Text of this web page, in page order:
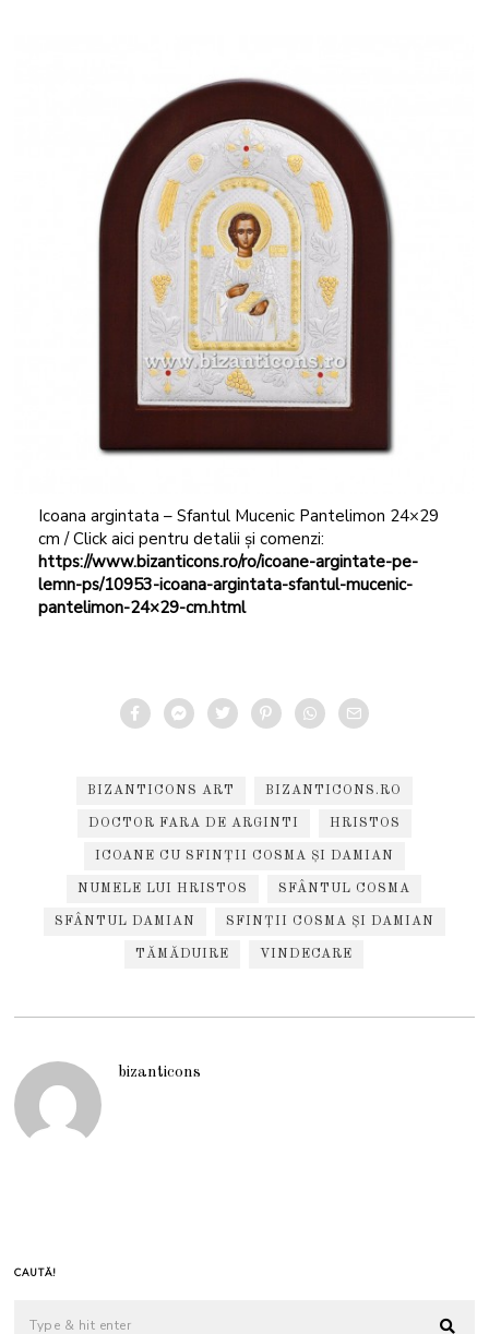
Icoana argintata – Sfantul Mucenic Pantelimon 24×29
cm / Click aici pentru detalii și comenzi:
https://www.bizanticons.ro/ro/icoane-argintate-pe-
lemn-ps/10953-icoana-argintata-sfantul-mucenic-
pantelimon-24×29-cm.html
BIZANTICONS ART BIZANTICONS.RO
DOCTOR FARA DE ARGINTI HRISTOS
ICOANE CU SFINȚII COSMA ȘI DAMIAN
NUMELE LUI HRISTOS SFÂNTUL COSMA
SFÂNTUL DAMIAN SFINȚII COSMA ȘI DAMIAN
TĂMĂDUIRE VINDECARE
bizanticons
CAUTĂ!